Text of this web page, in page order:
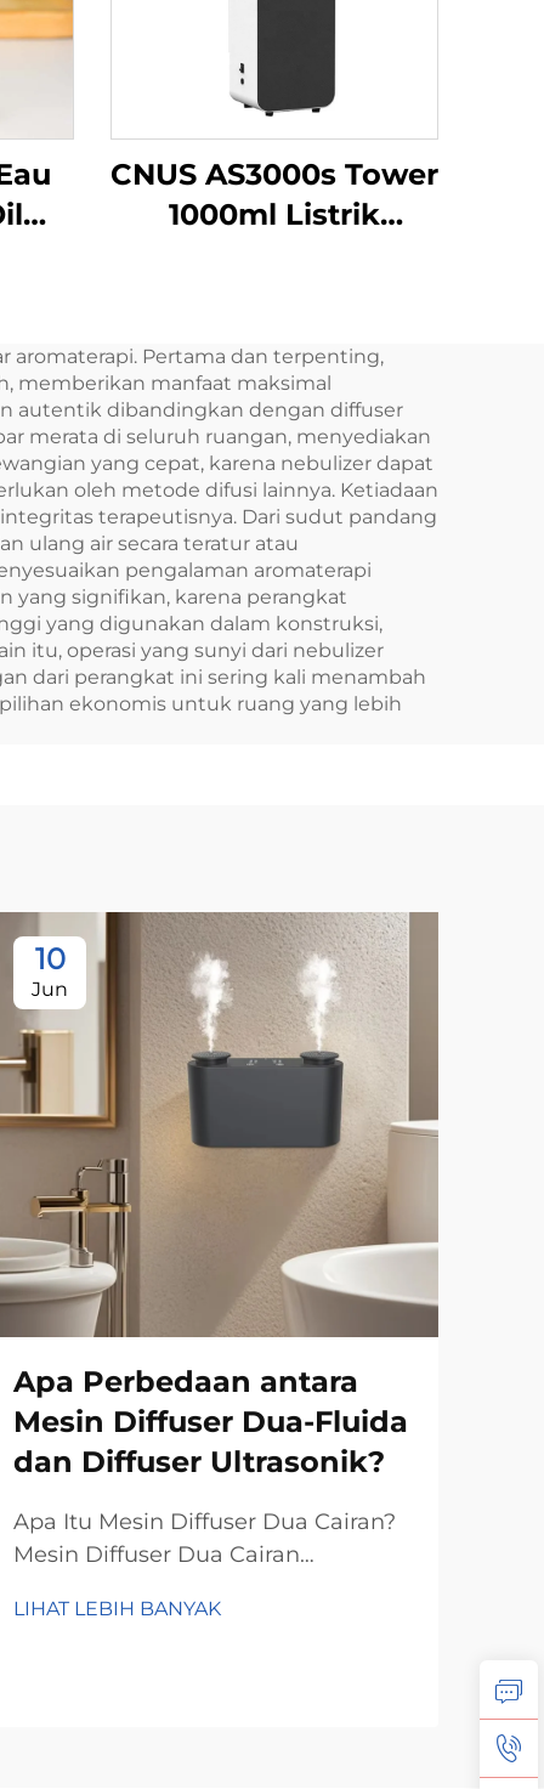
CNUS AS3000s Tower
1000ml Listrik
Mesin Bau untuk
Kamar Besar
Komersial
aromaterapi. Pertama dan terpenting,
memberikan manfaat maksimal
autentik dibandingkan dengan diffuser
merata di seluruh ruangan, menyediakan
yang cepat, karena nebulizer dapat
oleh metode difusi lainnya. Ketiadaan
terapeutisnya. Dari sudut pandang
ulang air secara teratur atau
pengalaman aromaterapi
yang signifikan, karena perangkat
yang digunakan dalam konstruksi,
itu, operasi yang sunyi dari nebulizer
dari perangkat ini sering kali menambah
ekonomis untuk ruang yang lebih
10
Jun
Apa Perbedaan antara
Mesin Diffuser Dua-Fluida
dan Diffuser Ultrasonik?
Apa Itu Mesin Diffuser Dua Cairan?
Mesin Diffuser Dua Cairan
dalam dunia teknologi difusi aroma,
LIHAT LEBIH BANYAK